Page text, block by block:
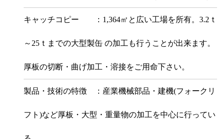
キャッチコピー ：1,364㎡と広い工場を所有。3.2ｔ
～25ｔまでの大型製缶 の加工も行うことが出来ます。
厚板の切断・曲げ加工・溶接をご用命下さい。
製品・技術の特徴 ：産業機械部品・建機(フォークリ
フト)など厚板・大型・重量物の加工を中心に行ってい